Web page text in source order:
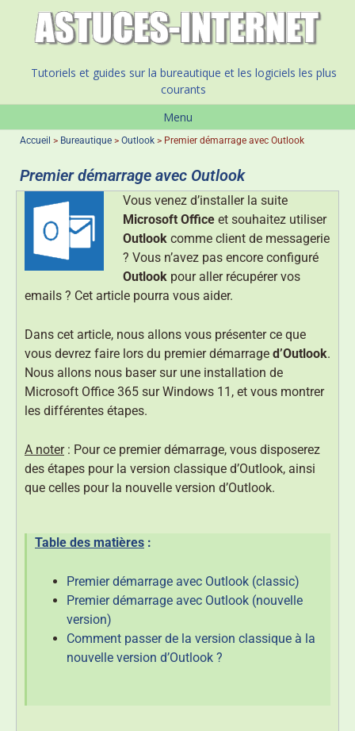
Tutoriels et guides sur la bureautique et les logiciels les plus
courants
Menu
Accueil > Bureautique > Outlook > Premier démarrage avec Outlook
Premier démarrage avec Outlook
Vous venez d’installer la suite
Microsoft Office et souhaitez utiliser
Outlook comme client de messagerie
? Vous n’avez pas encore configuré
Outlook pour aller récupérer vos
emails ? Cet article pourra vous aider.
Dans cet article, nous allons vous présenter ce que
vous devrez faire lors du premier démarrage d’Outlook.
Nous allons nous baser sur une installation de
Microsoft Office 365 sur Windows 11, et vous montrer
les différentes étapes.
A noter: Pour ce premier démarrage, vous disposerez
des étapes pour la version classique d’Outlook, ainsi
que celles pour la nouvelle version d’Outlook.
Table des matières :
Premier démarrage avec Outlook (classic)
Premier démarrage avec Outlook (nouvelle
version)
Comment passer de la version classique à la
nouvelle version d’Outlook ?